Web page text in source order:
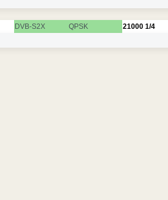
DVB-S2X QPSK 21000 1/4